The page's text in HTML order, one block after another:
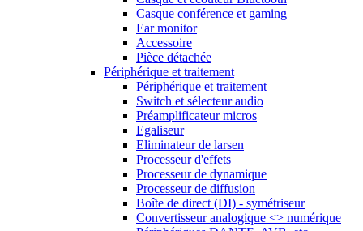
Casque conférence et gaming
Ear monitor
Accessoire
Pièce détachée
Périphérique et traitement
Périphérique et traitement
Switch et sélecteur audio
Préamplificateur micros
Egaliseur
Eliminateur de larsen
Processeur d'effets
Processeur de dynamique
Processeur de diffusion
Boîte de direct (DI) - symétriseur
Convertisseur analogique <> numérique